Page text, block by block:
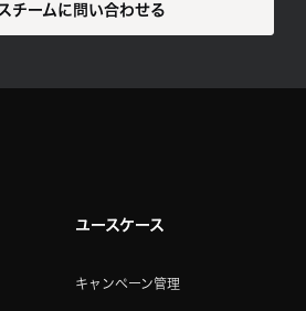
チームに問い合わせる
ユースケース
キャンペーン管理